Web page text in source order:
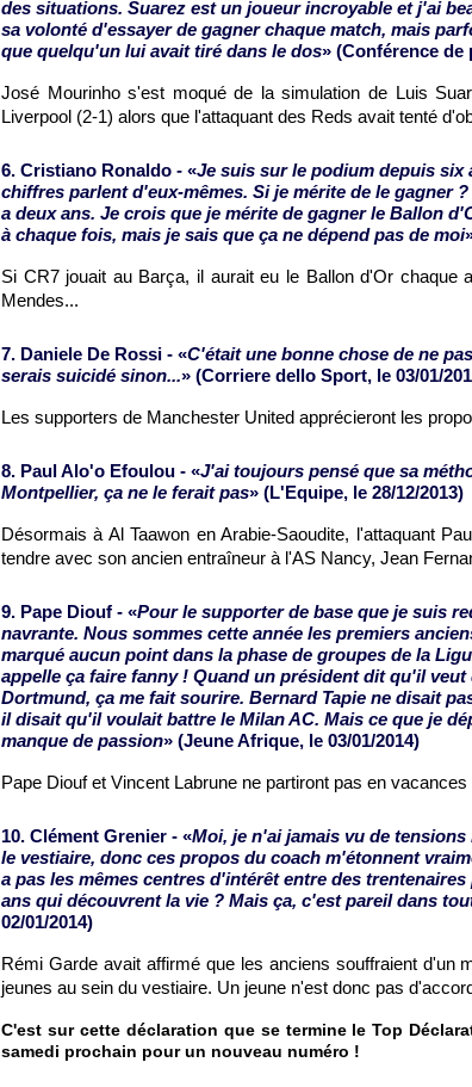
des situations. Suarez est un joueur incroyable et j'ai
sa volonté d'essayer de gagner chaque match, mais
que quelqu'un lui avait tiré dans le dos» (Conférence de
José Mourinho s'est moqué de la simulation de Luis
Liverpool (2-1) alors que l'attaquant des Reds avait tenté
6. Cristiano Ronaldo - «Je suis sur le podium depuis six
chiffres parlent d'eux-mêmes. Si je mérite de le gagner
a deux ans. Je crois que je mérite de gagner le Ballon
à chaque fois, mais je sais que ça ne dépend pas de moi
Si CR7 jouait au Barça, il aurait eu le Ballon d'Or chaque
Mendes...
7. Daniele De Rossi - «C'était une bonne chose de ne
serais suicidé sinon...» (Corriere dello Sport, le 03/01/
Les supporters de Manchester United apprécieront les
8. Paul Alo'o Efoulou - «J'ai toujours pensé que sa
Montpellier, ça ne le ferait pas» (L'Equipe, le 28/12/2013)
Désormais à Al Taawon en Arabie-Saoudite, l'attaquant
tendre avec son ancien entraîneur à l'AS Nancy, Jean
9. Pape Diouf - «Pour le supporter de base que je suis
navrante. Nous sommes cette année les premiers
marqué aucun point dans la phase de groupes de la
appelle ça faire fanny ! Quand un président dit qu'il
Dortmund, ça me fait sourire. Bernard Tapie ne disait
il disait qu'il voulait battre le Milan AC. Mais ce que je
manque de passion» (Jeune Afrique, le 03/01/2014)
Pape Diouf et Vincent Labrune ne partiront pas en
10. Clément Grenier - «Moi, je n'ai jamais vu de
le vestiaire, donc ces propos du coach m'étonnent
a pas les mêmes centres d'intérêt entre des
ans qui découvrent la vie ? Mais ça, c'est pareil dans
02/01/2014)
Rémi Garde avait affirmé que les anciens souffraient d'un
jeunes au sein du vestiaire. Un jeune n'est donc pas
C'est sur cette déclaration que se termine le Top
samedi prochain pour un nouveau numéro !